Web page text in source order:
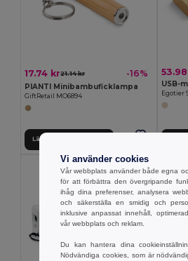
17.74 kr21.14 kr -16%
PIANTI Minibambuficklampa
GiftRetail MO6894
Lägg till i Varukorgen
USB-
Egotier
Vi använder cookies
Vår webbplats använder både egna
för att förbättra den övergripande
ihåg dina preferenser, analysera
och säkerställa en smidig och
inklusive anpassat innehåll,
vår webbplats och reklam.
Du kan hantera dina
Nödvändiga cookies, som är